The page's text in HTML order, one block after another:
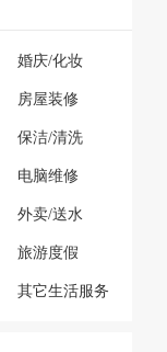
婚庆/化妆
房屋装修
保洁/清洗
电脑维修
外卖/送水
旅游度假
其它生活服务